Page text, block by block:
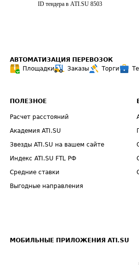
ID тендера в ATI.SU 8503
АВТОМАТИЗАЦИЯ ПЕРЕВОЗОК
Площадки
Заказы Торги
ПОЛЕЗНОЕ
Расчет расстояний
Академия ATI.SU
Звезды ATI.SU на вашем сайте
Индекс ATI.SU FTL РФ
Средние ставки
Выгодные направления
МОБИЛЬНЫЕ ПРИЛОЖЕНИЯ ATI.SU